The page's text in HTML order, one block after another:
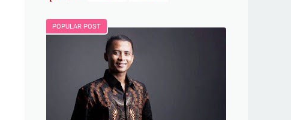
POPULAR POST